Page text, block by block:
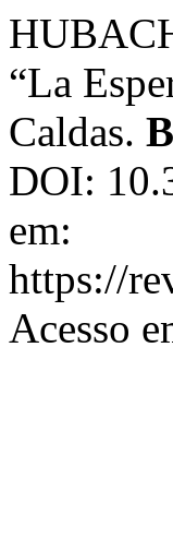
“La
Caldas.
DOI:
em:
https://
Acesso